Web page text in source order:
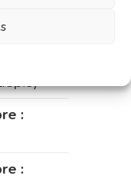
:
:
: